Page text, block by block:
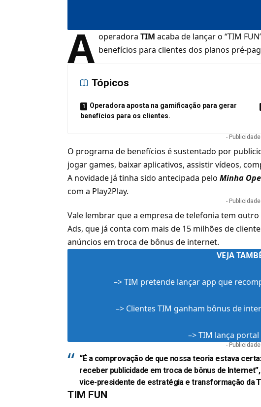
A operadoraTIM acaba de lançar o “TIM
benefícios para clientes dos planos pré-
Tópicos
Operadora aposta na gamificação para gerar
benefícios para os clientes.
- Publicidade
O programa de benefícios é sustentado por
jogar games, baixar aplicativos, assistir vídeos,
A novidade já tinha sido antecipada peloMinha
com a Play2Play.
- Publicidade
Vale lembrar que a empresa de telefonia tem
Ads, que já conta com mais de 15 milhões de
anúncios em troca de bônus de internet.
VEJA
–>TIM pretende lançar app que
–> Clientes TIM ganham bônus de
–>TIM lança
- Publicidade
“É a comprovação de que nossa teoria estava
receber publicidade em troca de bônus de
vice-presidente de estratégia e transformação da
TIM FUN